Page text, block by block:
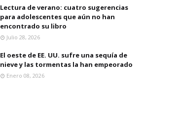
Lectura de verano: cuatro sugerencias
para adolescentes que aún no han
encontrado su libro
Julio 28, 2026
El oeste de EE. UU. sufre una sequía de
nieve y las tormentas la han empeorado
Enero 08, 2026